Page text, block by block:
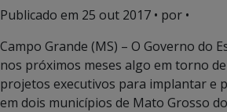
Publicado em 25 out 2017 • por •
Campo Grande (MS) – O Governo do
nos próximos meses algo em torno de
projetos executivos para implantar e
em dois municípios de Mato Grosso